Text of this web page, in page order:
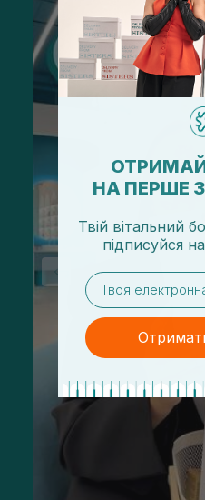
НА ПЕРШЕ
Твій вітальний
підписуйся на
email